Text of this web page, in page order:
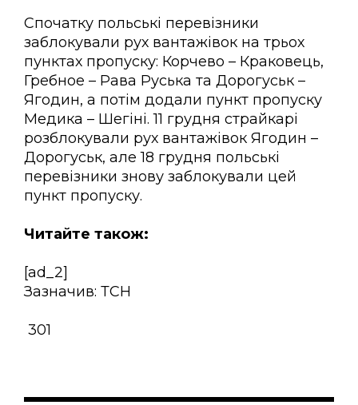
Спочатку польські перевізники
заблокували рух вантажівок на трьох
пунктах пропуску: Корчево – Краковець,
Гребное – Рава Руська та Дорогуськ –
Ягодин, а потім додали пункт пропуску
Медика – Шегіні. 11 грудня страйкарі
розблокували рух вантажівок Ягодин –
Дорогуськ, але 18 грудня польські
перевізники знову заблокували цей
пункт пропуску.
Читайте також:
[ad_2]
Зазначив: ТСН
301